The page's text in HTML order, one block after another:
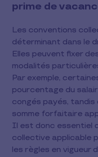
prime de
Les conventions
déterminant dans le
Elles peuvent fixer
modalités
Par exemple,
pourcentage du
congés payés, tandis
somme forfaitaire
Il est donc essentiel
collective applicable
les règles en vigueur